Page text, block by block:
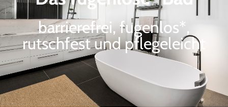
barrierefrei, fugenlos*,
rutschfest und pflegeleicht